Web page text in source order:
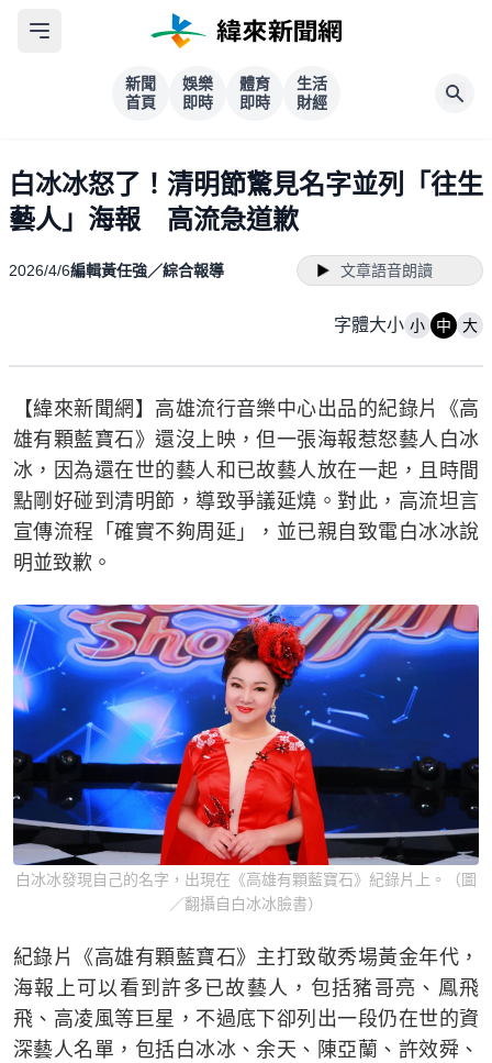
新聞
首頁
娛樂
即時
體育
即時
生活
財經
白冰冰怒了！清明節驚見名字並列「往生
藝人」海報 高流急道歉
2026/4/6編輯黃任強／綜合報導 文章語音朗讀
字體大小 小 中 大
【緯來新聞網】高雄流行音樂中心出品的紀錄片《高
雄有顆藍寶石》還沒上映，但一張海報惹怒藝人白冰
冰，因為還在世的藝人和已故藝人放在一起，且時間
點剛好碰到清明節，導致爭議延燒。對此，高流坦言
宣傳流程「確實不夠周延」，並已親自致電白冰冰說
明並致歉。
白冰冰發現自己的名字，出現在《高雄有顆藍寶石》紀錄片上。（圖
／翻攝自白冰冰臉書）
紀錄片《高雄有顆藍寶石》主打致敬秀場黃金年代，
海報上可以看到許多已故藝人，包括豬哥亮、鳳飛
飛、高凌風等巨星，不過底下卻列出一段仍在世的資
深藝人名單，包括白冰冰、余天、陳亞蘭、許效舜、